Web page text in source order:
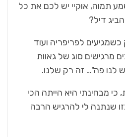
תמוה, אוקיי יש לכם את כל
דיל?
לפריפריה ועוד
מרגישים סוג של גאוות
לנו פה"… זה רק שלנו.
מבחינתי היא הייתה הכי
שנתנה לי להרגיש הרבה